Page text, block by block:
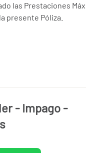
las Prestaciones
presente Póliza.
- Impago -